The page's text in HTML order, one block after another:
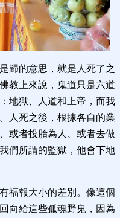
歸的意思，就是人死了之
教上來說，鬼道只是六道
地獄、人道和上帝，而我
人死之後，根據各自的業
或者投胎為人、或者去做
們所謂的監獄，他會下地
福報大小的差別。像這個
向給這些孤魂野鬼，因為